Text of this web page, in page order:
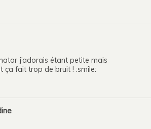
j’adorais étant petite mais
ça fait trop de bruit ! :smile: